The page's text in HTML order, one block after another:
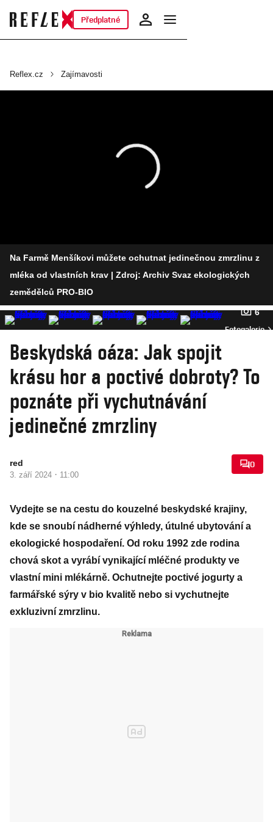
Předplatné
Reflex.cz Zajímavosti
Na Farmě Menšíkovi můžete ochutnat jedinečnou zmrzlinu z
mléka od vlastních krav | Zdroj: Archiv Svaz ekologických
zemědělců PRO-BIO
6
Fotogalerie
Beskydská oáza: Jak spojit
krásu hor a poctivé dobroty? To
poznáte při vychutnávání
jedinečné zmrzliny
red
3. září 2024 · 11:00
0
Vydejte se na cestu do kouzelné beskydské krajiny,
kde se snoubí nádherné výhledy, útulné ubytování a
ekologické hospodaření. Od roku 1992 zde rodina
chová skot a vyrábí vynikající mléčné produkty ve
vlastní mini mlékárně. Ochutnejte poctivé jogurty a
farmářské sýry v bio kvalitě nebo si vychutnejte
exkluzivní zmrzlinu.